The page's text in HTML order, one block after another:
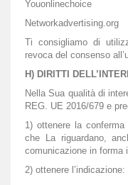
Youonlinechoice
Networkadvertising.org
Ti consigliamo di
revoca del consenso
H) DIRITTI
Nella Sua qualità di
REG. UE 2016/679 e
1) ottenere la
che La riguardano,
comunicazione in forma
2) ottenere l’indicazione: